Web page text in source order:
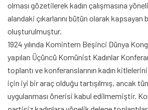
olması gözetilerek kadın çalışmasına
alandaki çıkarlarını bütün olarak kapsayan
oluşturulmuştur.
1924 yılında Komintern Beşinci Dünya
yapılan Üçüncü Komünist Kadınlar
toplantı ve konferanslarının kadın
için iyi bir araç olduğu tartışılmış, ancak
uygulanması önerisi kabul edilmemiştir.